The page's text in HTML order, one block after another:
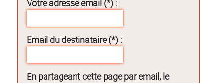
Votre adresse email (*) :
Email du destinataire (*) :
En partageant cette page par email, le